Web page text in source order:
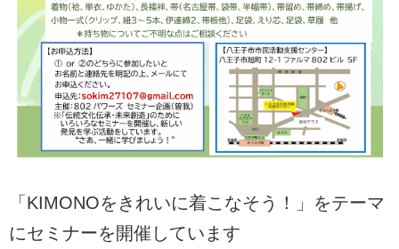
「KIMONOをきれいに着こなそう！」をテーマ
にセミナーを開催しています